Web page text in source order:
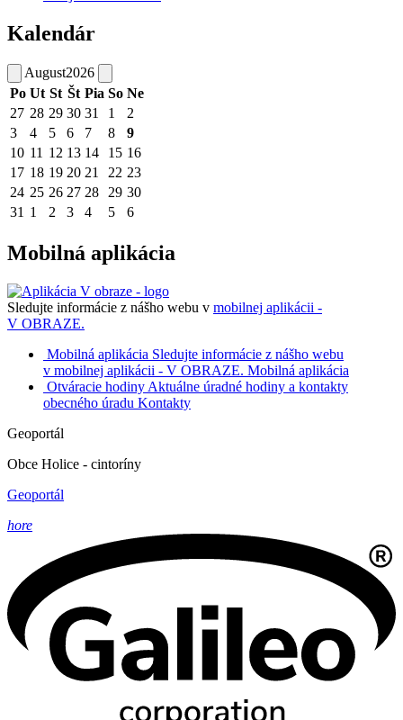
Kalendár
August2026
Po Ut St Št Pia So Ne
27 28 29 30 31 1
2
3
4 5 6 7 8
9
10 11 12 13 14 15 16
17 18 19 20 21 22 23
24 25 26 27 28 29 30
31 1 2 3 4 5 6
Mobilná aplikácia
Sledujte informácie z nášho webu v mobilnej aplikácii -
V OBRAZE.
Mobilná aplikácia Sledujte informácie z nášho webu
v mobilnej aplikácii - V OBRAZE. Mobilná aplikácia
Otváracie hodiny Aktuálne úradné hodiny a kontakty
obecného úradu Kontakty
Geoportál
Obce Holice - cintoríny
Geoportál
hore